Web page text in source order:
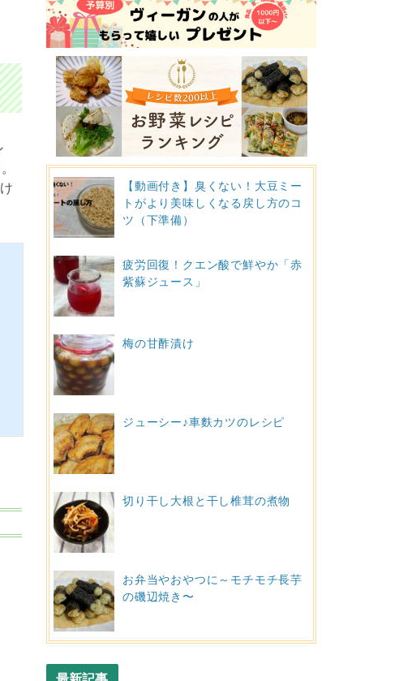
【動画付き】臭くない！大豆ミー
トがより美味しくなる戻し方のコ
ツ（下準備）
疲労回復！クエン酸で鮮やか「赤
紫蘇ジュース」
梅の甘酢漬け
ジューシー♪車麩カツのレシピ
切り干し大根と干し椎茸の煮物
お弁当やおやつに～モチモチ長芋
の磯辺焼き〜